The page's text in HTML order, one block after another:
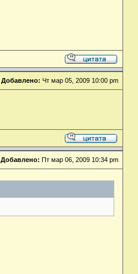
Добавлено: Чт мар 05, 2009 10:00 pm
Добавлено: Пт мар 06, 2009 10:34 pm